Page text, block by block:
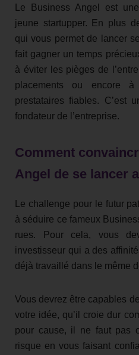
Le Business Angel est
jeune startupper. En plus
qui vous permet de lancer
fait gagner un temps
à éviter les pièges de
placements ou encore
prestataires fiables. C’est
fondateur de l’entreprise.
Comment
Angel de se lancer
Le challenge pour le futur
à séduire ce fameux
rues. Pour cela, vous
investisseur qui a des
déjà travaillé dans le même
Vous devrez être capables
votre idée, qu’il croie dur
pour cause, il ne faut pas
risque en vous faisant